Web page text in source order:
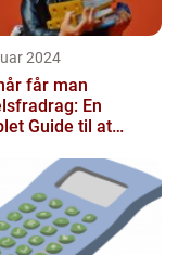
2024
får man
En
Guide til at
Bag Det